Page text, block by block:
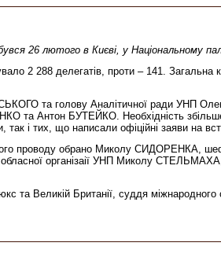
26 лютого в Києві, у Національному
2 288 делегатів, проти – 141. Загальна
та голову Аналітичної ради УНП
Антон БУТЕЙКО. Необхідність
і тих, що написали офіційні заяви на
проводу обрано Миколу СИДОРЕНКА,
організаії УНП Миколу
та Великій Британії, суддя